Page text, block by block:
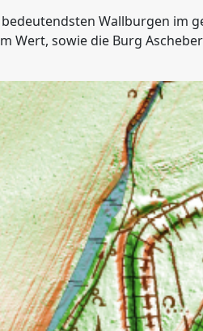
Wallburgen im
Wert, sowie die Burg